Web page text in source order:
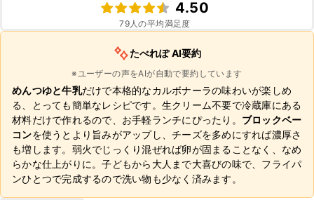
4.50
79人の平均満足度
たべれぽ AI要約
※ユーザーの声をAIが自動で要約しています
めんつゆと牛乳だけで本格的なカルボナーラの味わいが楽しめ
る、とっても簡単なレシピです。生クリーム不要で冷蔵庫にある
材料だけで作れるので、お手軽ランチにぴったり。 ブロックベー
コンを使うとより旨みがアップし、チーズを多めにすれば濃厚さ
も増します。弱火でじっくり混ぜれば卵が固まることなく、なめ
らかな仕上がりに。子どもから大人まで大喜びの味で、フライパ
ンひとつで完成するので洗い物も少なく済みます。